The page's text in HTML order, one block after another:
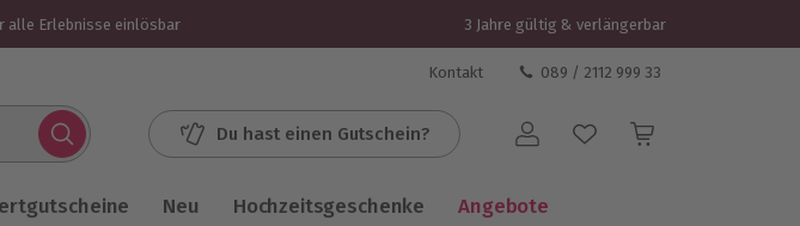
alle Erlebnisse einlösbar 3 Jahre gültig & verlängerbar
Kontakt 089 / 2112 999 33
Du hast einen Gutschein? Benutzerkonto
Neu Hochzeitsgeschenke Angebote